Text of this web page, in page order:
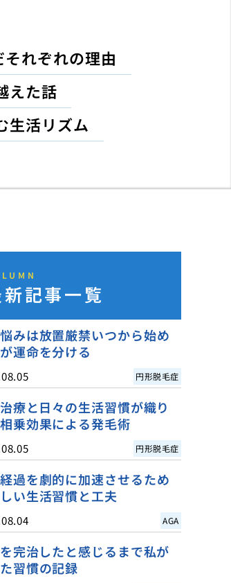
れぞれの理由
えた話
生活リズム
記事一覧
みは放置厳禁いつから始め
運命を分ける
円形脱毛症
療と日々の生活習慣が織り
乗効果による発毛術
円形脱毛症
過を劇的に加速させるため
い生活習慣と工夫
AGA
完治したと感じるまで私が
習慣の記録